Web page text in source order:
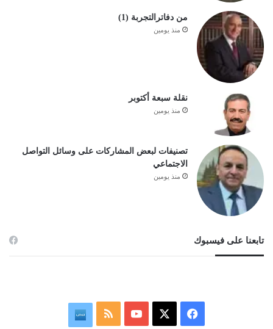
من دفاترالتجربة (1)
منذ يومين
نقلة سبعة أكتوبر
منذ يومين
تصنيفات لبعض المشاركات على وسائل التواصل
الاجتماعي
منذ يومين
تابعنا على فيسبوك
فيسبوك ‫YouTubeملخص